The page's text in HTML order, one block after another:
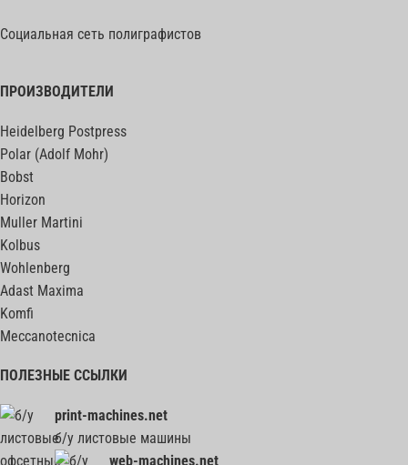
Социальная сеть полиграфистов
ПРОИЗВОДИТЕЛИ
Heidelberg Postpress
Polar (Adolf Mohr)
Bobst
Horizon
Muller Martini
Kolbus
Wohlenberg
Adast Maxima
Komfi
Meccanotecnica
ПОЛЕЗНЫЕ ССЫЛКИ
print-machines.net
б/у листовые машины
web-machines.net